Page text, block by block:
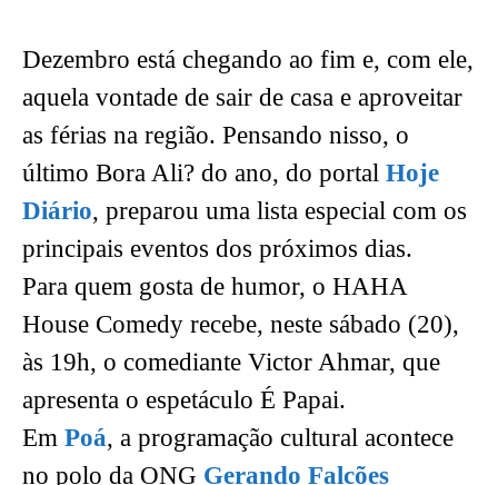
Dezembro está chegando ao fim e, com ele,
aquela vontade de sair de casa e aproveitar
as férias na região. Pensando nisso, o
último Bora Ali? do ano, do portal Hoje
Diário, preparou uma lista especial com os
principais eventos dos próximos dias.
Para quem gosta de humor, o HAHA
House Comedy recebe, neste sábado (20),
às 19h, o comediante Victor Ahmar, que
apresenta o espetáculo É Papai.
Em Poá, a programação cultural acontece
no polo da ONG Gerando Falcões